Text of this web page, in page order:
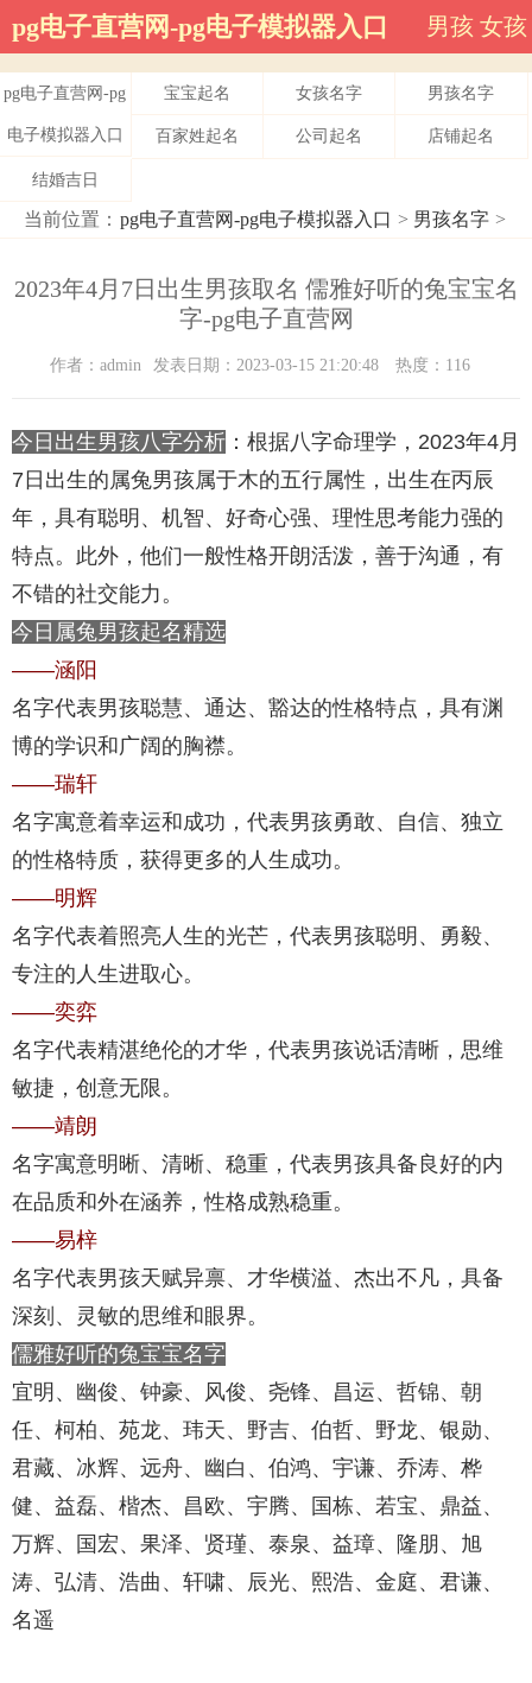
pg电子直营网-pg电子模拟器入口 男孩 女孩
pg电子直营网-pg
电子模拟器入口
宝宝起名 女孩名字 男孩名字
百家姓起名 公司起名 店铺起名
结婚吉日
当前位置： pg电子直营网-pg电子模拟器入口 > 男孩名字 >
2023年4月7日出生男孩取名 儒雅好听的兔宝宝名
字-pg电子直营网
作者：admin 发表日期：2023-03-15 21:20:48 热度：116
今日出生男孩八字分析 ：根据八字命理学，2023年4月
7日出生的属兔男孩属于木的五行属性，出生在丙辰
年，具有聪明、机智、好奇心强、理性思考能力强的
特点。此外，他们一般性格开朗活泼，善于沟通，有
不错的社交能力。
今日属兔男孩起名精选
——涵阳
名字代表男孩聪慧、通达、豁达的性格特点，具有渊
博的学识和广阔的胸襟。
——瑞轩
名字寓意着幸运和成功，代表男孩勇敢、自信、独立
的性格特质，获得更多的人生成功。
——明辉
名字代表着照亮人生的光芒，代表男孩聪明、勇毅、
专注的人生进取心。
——奕弈
名字代表精湛绝伦的才华，代表男孩说话清晰，思维
敏捷，创意无限。
——靖朗
名字寓意明晰、清晰、稳重，代表男孩具备良好的内
在品质和外在涵养，性格成熟稳重。
——易梓
名字代表男孩天赋异禀、才华横溢、杰出不凡，具备
深刻、灵敏的思维和眼界。
儒雅好听的兔宝宝名字
宜明、幽俊、钟豪、风俊、尧锋、昌运、哲锦、朝
任、柯柏、苑龙、玮天、野吉、伯哲、野龙、银勋、
君藏、冰辉、远舟、幽白、伯鸿、宇谦、乔涛、桦
健、益磊、楷杰、昌欧、宇腾、国栋、若宝、鼎益、
万辉、国宏、果泽、贤瑾、泰泉、益璋、隆朋、旭
涛、弘清、浩曲、轩啸、辰光、熙浩、金庭、君谦、
名遥